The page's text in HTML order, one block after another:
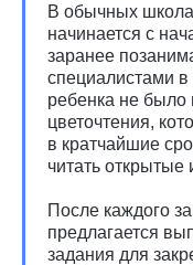
В обычных
начинается с
заранее
специалистами
ребенка не было
цветочтения,
в кратчайшие
читать открытые
После каждого
предлагается
задания для